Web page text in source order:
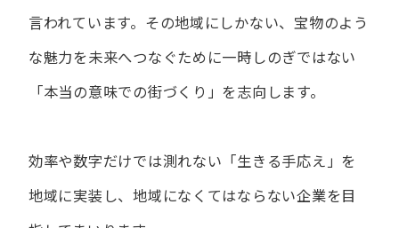
言われています。 その地域にしかない、宝物のよう
な魅力を未来へつなぐために一時しのぎではない
「本当の意味での街づくり」を志向します。
効率や数字だけでは測れない「生きる手応え」を
地域に実装し、地域になくてはならない企業を目